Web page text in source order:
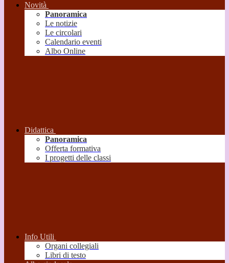
Novità
Panoramica
Le notizie
Le circolari
Calendario eventi
Albo Online
Didattica
Panoramica
Offerta formativa
I progetti delle classi
Info Utili
Organi collegiali
Libri di testo